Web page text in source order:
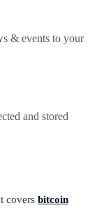
& events to your
and stored
covers bitcoin